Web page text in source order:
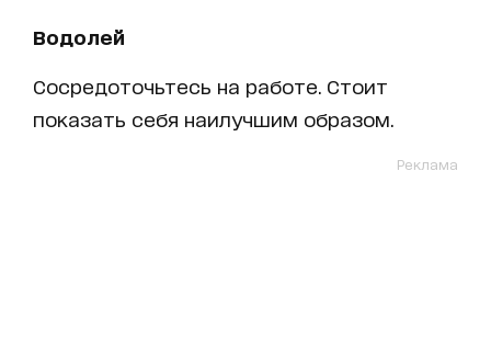
Водолей
Сосредоточьтесь на работе. Стоит
показать себя наилучшим образом.
Реклама